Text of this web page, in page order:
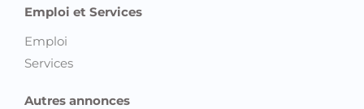
Emploi et Services
Emploi
Services
Autres annonces